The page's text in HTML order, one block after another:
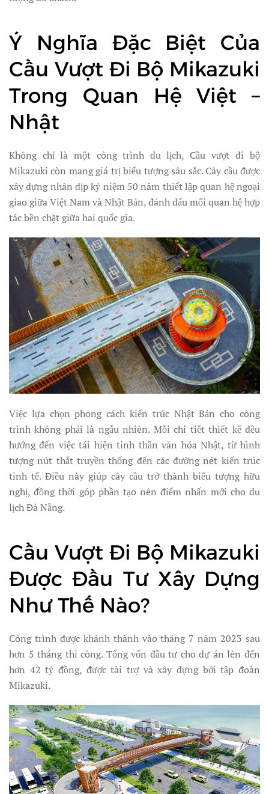
Ý Nghĩa Đặc Biệt Của
Cầu Vượt Đi Bộ Mikazuki
Trong Quan Hệ Việt –
Nhật
Không chỉ là một công trình du lịch, Cầu vượt đi bộ
Mikazuki còn mang giá trị biểu tượng sâu sắc. Cây cầu được
xây dựng nhân dịp kỷ niệm 50 năm thiết lập quan hệ ngoại
giao giữa Việt Nam và Nhật Bản, đánh dấu mối quan hệ hợp
tác bền chặt giữa hai quốc gia.
Việc lựa chọn phong cách kiến trúc Nhật Bản cho công
trình không phải là ngẫu nhiên. Mỗi chi tiết thiết kế đều
hướng đến việc tái hiện tinh thần văn hóa Nhật, từ hình
tượng nút thắt truyền thống đến các đường nét kiến trúc
tinh tế. Điều này giúp cây cầu trở thành biểu tượng hữu
nghị, đồng thời góp phần tạo nên điểm nhấn mới cho du
lịch Đà Nẵng.
Cầu Vượt Đi Bộ Mikazuki
Được Đầu Tư Xây Dựng
Như Thế Nào?
Công trình được khánh thành vào tháng 7 năm 2023 sau
hơn 5 tháng thi công. Tổng vốn đầu tư cho dự án lên đến
hơn 42 tỷ đồng, được tài trợ và xây dựng bởi tập đoàn
Mikazuki.